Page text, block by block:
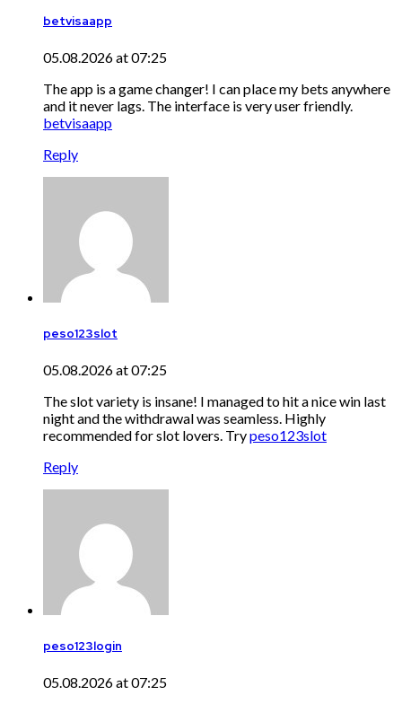
betvisaapp
05.08.2026 at 07:25
The app is a game changer! I can place my bets anywhere
and it never lags. The interface is very user friendly.
betvisaapp
Reply
peso123slot
05.08.2026 at 07:25
The slot variety is insane! I managed to hit a nice win last
night and the withdrawal was seamless. Highly
recommended for slot lovers. Trypeso123slot
Reply
peso123login
05.08.2026 at 07:25